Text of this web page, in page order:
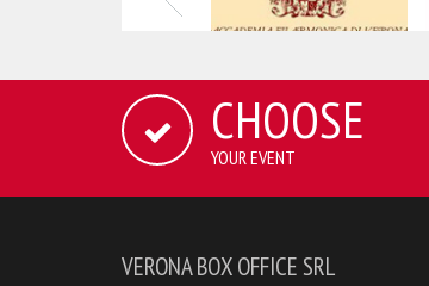
CHOOSE
YOUR EVENT
VERONA BOX OFFICE SRL